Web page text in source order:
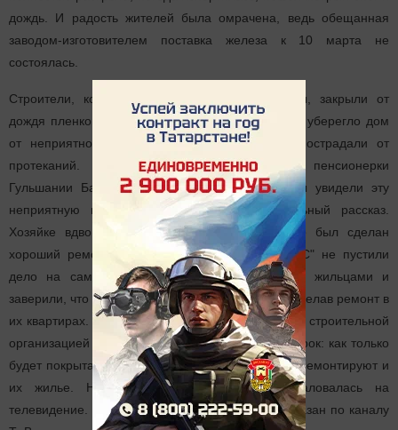
дождь. И радость жителей была омрачена, ведь обещанная
заводом-изготовителем поставка железа к 10 марта не
состоялась.
Строители, конечно, приняли авральные меры, закрыли от
дождя пленкой открытую поверхность, но это не уберегло дом
от неприятностей. Квартиры верхнего этажа пострадали от
протеканий. Побывав в квартире № 11 у пенсионерки
Гульшании Батырбаевой, наши корреспонденты увидели эту
неприятную картину и выслушали ее печальный рассказ.
Хозяйке вдвойне обидно, ведь у нее недавно был сделан
хороший ремонт. ТСЖ и подрядчик ООО "ТЭКС" не пустили
дело на самотек. Постарались объясниться с жильцами и
заверили, что возместят пострадавшим убытки, сделав ремонт в
их квартирах. В трехсторонних актах между ТСЖ, строительной
организацией и хозяином квартиры установлен срок: как только
будет покрыта крыша, в течение десяти дней отремонтируют и
их жилье. Но одна из собственников пожаловалась на
телевидение. Сюжет о бимерском доме был показан по каналу